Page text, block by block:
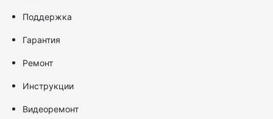
Поддержка
Гарантия
Ремонт
Инструкции
Видеоремонт